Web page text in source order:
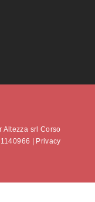
Altezza srl Corso
|
Privacy